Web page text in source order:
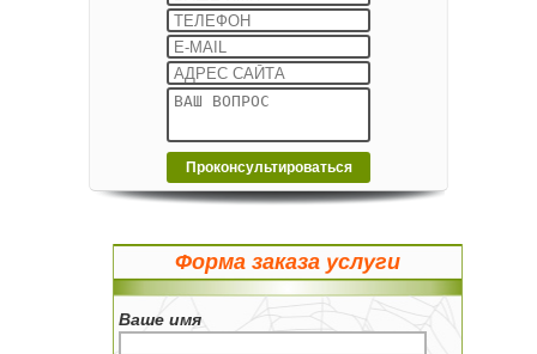
Форма заказа услуги
Ваше имя